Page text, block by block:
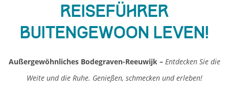
Reiseführer
Buitengewoon Leven!
Außergewöhnliches Bodegraven-Reeuwijk – Entdecken Sie die
Weite und die Ruhe. Genießen, schmecken und erleben!